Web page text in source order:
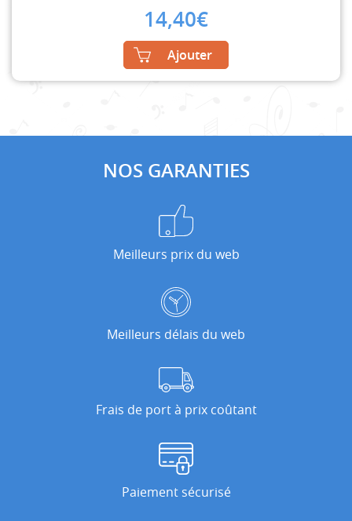
14,40€
Ajouter
NOS GARANTIES
Meilleurs prix du web
Meilleurs délais du web
Frais de port à prix coûtant
Paiement sécurisé